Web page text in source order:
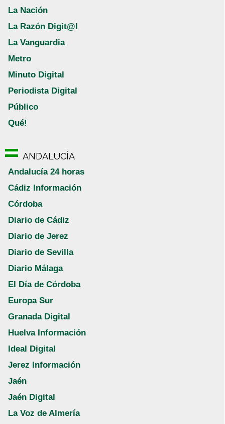
La Nación
La Razón Digit@l
La Vanguardia
Metro
Minuto Digital
Periodista Digital
Público
Qué!
ANDALUCÍA
Andalucía 24 horas
Cádiz Información
Córdoba
Diario de Cádiz
Diario de Jerez
Diario de Sevilla
Diario Málaga
El Día de Córdoba
Europa Sur
Granada Digital
Huelva Información
Ideal Digital
Jerez Información
Jaén
Jaén Digital
La Voz de Almería